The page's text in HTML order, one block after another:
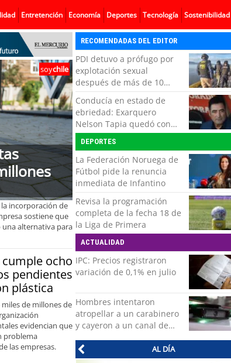
Entretención Economía Deportes Tecnología Sostenibilidad
soychile
incorporación de
sostiene que
una alternativa para
cumple ocho
pendientes
plástica
de millones de
evidencian que
problema
las empresas.
RECOMENDADAS DEL EDITOR
PDI detuvo a prófugo por
explotación sexual
después de más de 10
horas de navegación en la
zona austral
Conducía en estado de
ebriedad: Exarquero
Nelson Tapia quedó con
lesiones graves tras
accidente vehicular
DEPORTES
La Federación Noruega de
Fútbol pide la renuncia
inmediata de Infantino
Revisa la programación
completa de la fecha 18 de
la Liga de Primera
ACTUALIDAD
IPC: Precios registraron
variación de 0,1% en julio
Hombres intentaron
atropellar a un carabinero
y cayeron a un canal de
AL DÍA